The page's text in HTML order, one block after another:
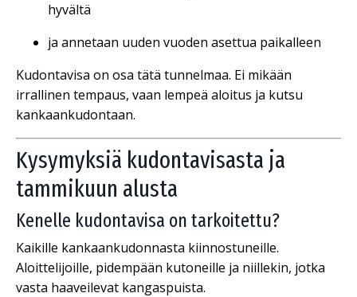
hyvältä
ja annetaan uuden vuoden asettua paikalleen
Kudontavisa on osa tätä tunnelmaa. Ei mikään
irrallinen tempaus, vaan lempeä aloitus ja kutsu
kankaankudontaan.
Kysymyksiä kudontavisasta ja
tammikuun alusta
Kenelle kudontavisa on tarkoitettu?
Kaikille kankaankudonnasta kiinnostuneille.
Aloittelijoille, pidempään kutoneille ja niillekin, jotka
vasta haaveilevat kangaspuista.